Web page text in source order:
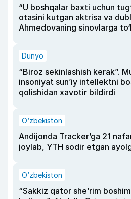
“U boshqalar baxti uchun
otasini kutgan aktrisa va
Ahmedovaning sinovlarga
Dunyo
“Biroz sekinlashish kerak”.
insoniyat sun’iy intellektni
qolishidan xavotir bildirdi
O‘zbekiston
Andijonda Tracker’ga 21
joylab, YTH sodir etgan
O‘zbekiston
“Sakkiz qator she’rim